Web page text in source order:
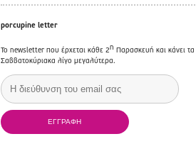
porcupine letter
Το newsletter που έρχεται κάθε 2η Παρασκευή και κάνει τα
Σαββατοκύριακα λίγο μεγαλύτερα.